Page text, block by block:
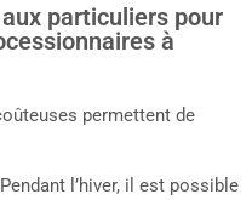
particuliers pour
à
permettent de
l’hiver, il est possible